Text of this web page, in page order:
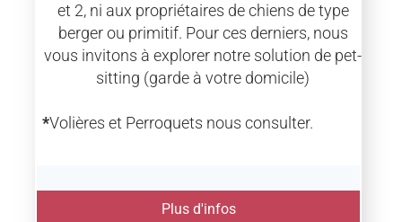
et 2, ni aux propriétaires de chiens de type
berger ou primitif. Pour ces derniers, nous
vous invitons à explorer notre solution de pet-
sitting (garde à votre domicile)
*Volières et Perroquets nous consulter.
Plus d'infos